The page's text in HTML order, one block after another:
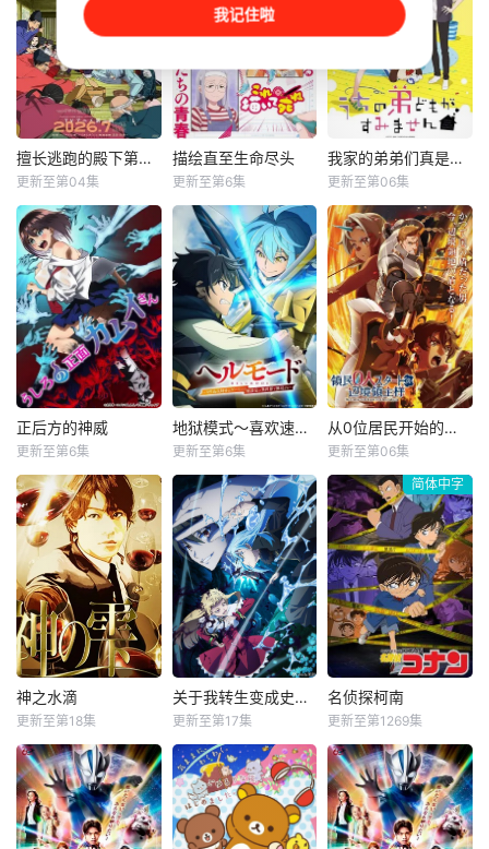
擅长逃跑的殿下第二季
矢野妃菜喜
日野麻里
公元1333年，为武
士统治日本奠定基
石的镰仓幕府，因
其所信任的幕臣
——足利尊氏的谋
反而宣告灭亡。 失
去了一切、被推入
绝望深渊的幕府正
统继承人——北条
的神官——诹访赖
重的手中引导下，
逃离了化为一片火
海的镰仓……。 在
逃亡抵达的诹访之
地，时行与值得信
赖的伙伴结成了
「逃少党」，并借
由「逃跑」与「活
下去」来克服重重
苦难，逐渐磨练出
作为率领大军之将
领的实力。 另一方
面，在京都的尊氏
其权力正稳步扩
张，而在镰仓，以
尊氏之弟——直义
擅长逃跑的殿下第二季
更新至第04集
描绘直至生命尽头
早见沙织
仁见纱绫
女高中生安海相非
常喜欢看漫画，尤
其是 ☆野0 的《机
器太与狸太》。国
文老师手岛斥责她
是浪费生命、声称
漫画都是虚构，在
没收漫画后，手岛
指出漫画产业遭逢
示自己确实按照漫
画中描述
描绘直至生命尽头
更新至第6集
我家的弟弟们真是让您费心了
增田俊树
八代拓
高一结束的春假，
糸因为母亲再婚而
搬家。 但让她没想
到的是，竟多了四
个弟弟，令她大为
震惊！ 虽然她全力
想与新家人打好关
系，但长男·源的态
度却异常冷淡⋯ 然
情背后，却能隐隐
窥见
我家的弟弟们真是让您费心了
更新至第06集
正后方的神威
井泽诗织
杉田智和
能看见幽灵的
平凡女高中生·志津
香，利用容易吸引
幽灵的特殊体质，
从旁协助知名灵能
力者·神威除灵。 拥
有压倒
正后方的神威
更新至第6集
地狱模式～喜欢速通游戏的玩家在废设定异世界无双～第二季
饭冢麻结
畠中祐
在无名网络游戏的
世界中，转生到最
高难度“地狱模式”
的前废人玩家少年
亚莲。没有攻略
本，没有论坛。连
练级都是赌上性命
——面对如此绝望
的环境，他身为玩
跃。 凭借转生时获
得的独一无
地狱模式～喜欢速通游戏的玩家在废设定异世界无双～第二季
更新至第6集
从0位居民开始的边境领主大人
若山诗音
坂泰斗
因长期在战争中活
跃，而被称为〝救
国英雄〞的男人
——迪亚斯。 他所
收到的唯一奖励就
只有——广阔的领
地。 与生活在当地
的鬼人族少女‧阿尔
娜相遇后，开始了
人生。
从0位居民开始的边境领主大人
更新至第06集
神之水滴
佐藤拓也
内田真礼
&nbsp;世界顶级葡
萄酒评论家神咲丰
神之水滴
更新至第18集
关于我转生变成史莱姆这档事第四季
丰口惠美
前野智昭
举办开国祭并与各
国缔结邦交的魔国
关于我转生变成史莱姆这档事第四季
更新至第17集
简体中字
名侦探柯南
山崎和佳奈
神谷明
工藤新一是全国著
名的高中生侦探，
名侦探柯南
更新至第1269集
我记住啦